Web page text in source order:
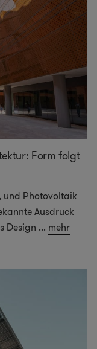
Form folgt
und Photovoltaik
Ausdruck
Design ... mehr